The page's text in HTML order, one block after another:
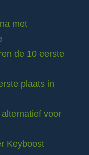
met
de 10 eerste
plaats in
voor
Keyboost